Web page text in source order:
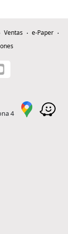
Ventas
e-Paper
4